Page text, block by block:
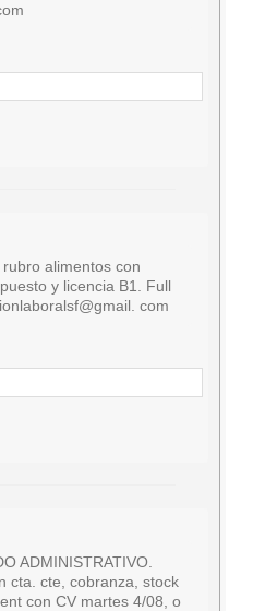
rubro alimentos con
y licencia B1. Full
com
ADMINISTRATIVO.
cta. cte, cobranza, stock
con CV martes 4/08, o